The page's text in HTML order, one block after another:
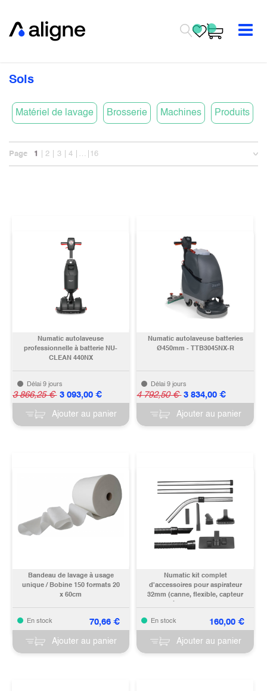
Sols
Matériel de lavage Brosserie Machines Produits
Page 1 2 3 4 … 16
Numatic autolaveuse
professionnelle à batterie NU-
CLEAN 440NX
Délai 9 jours
3 866,25€ 3 093,00€
Ajouter au panier
Numatic autolaveuse batteries
Ø450mm - TTB3045NX-R
Délai 9 jours
4 792,50€ 3 834,00 €
Ajouter au panier
Bandeau de lavage à usage
unique / Bobine 150 formats 20
x 60cm
En stock 70,66€
Ajouter au panier
Numatic kit complet
d'accessoires pour aspirateur
32mm (canne, flexible, capteur
En stock 160,00€
Ajouter au panier